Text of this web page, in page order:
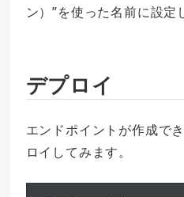
ン）”を使った名前に設定
デプロイ
エンドポイントが作成で
ロイしてみます。